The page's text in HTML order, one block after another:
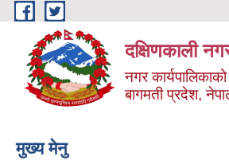
Skip to main content
दक्षिणकाली
नगर
बागमती प्रदेश,
मुख्य मेनु